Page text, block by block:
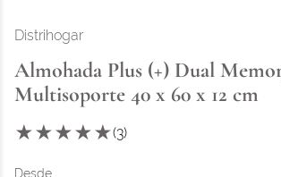
Distrihogar
Almohada Plus (+) Dual
Multisoporte 40 x 60 x 12 cm
★★★★★(3)